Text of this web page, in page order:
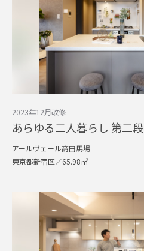
2023年12月改修
あらゆる二人暮らし 第二段
アールヴェール高田馬場
東京都新宿区／65.98㎡